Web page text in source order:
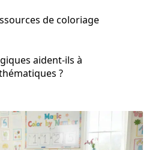
de coloriage
aident-ils à
?